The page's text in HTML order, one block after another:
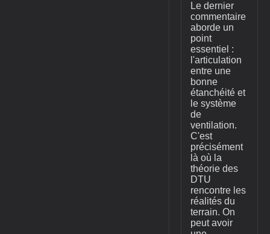
Le dernier
commentaire
aborde un
point
essentiel :
l'articulation
entre une
bonne
étanchéité et
le système
de
ventilation.
C'est
précisément
là où la
théorie des
DTU
rencontre les
réalités du
terrain. On
peut avoir